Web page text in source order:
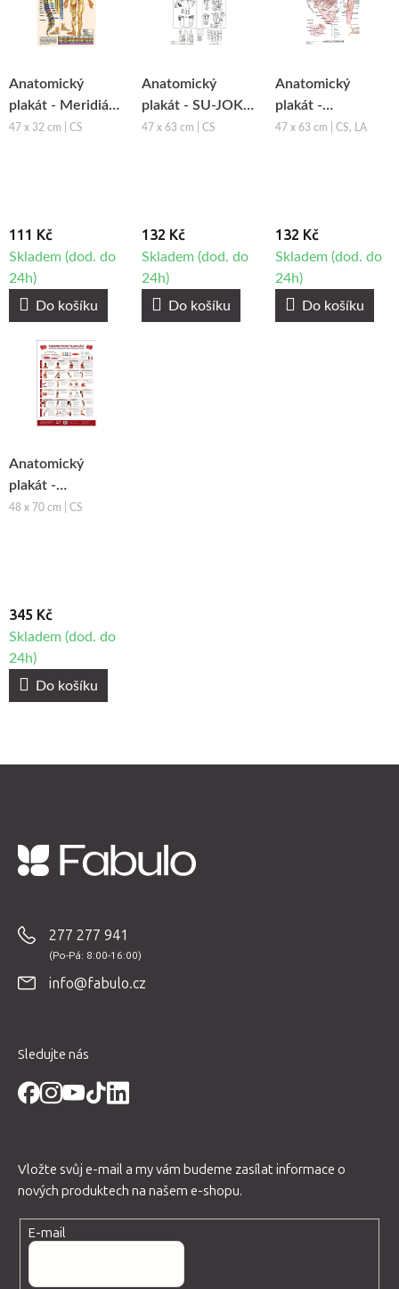
Anatomický
plakát - Meridiány
a Dornova terapie
47 x 32 cm | CS
111 Kč
Skladem (dod. do
24h)
Do košíku
Anatomický
plakát - SU-JOK -
základní systém
47 x 63 cm | CS
132 Kč
Skladem (dod. do
24h)
Do košíku
Anatomický
plakát -
Aurikuloterapie
47 x 63 cm | CS, LA
132 Kč
Skladem (dod. do
24h)
Do košíku
Anatomický
plakát -
Terapeutické
48 x 70 cm | CS
345 Kč
Skladem (dod. do
24h)
Do košíku
277 277 941
info@fabulo.cz
Sledujte nás
Vložte svůj e-mail a my vám budeme zasílat informace o
nových produktech na našem e-shopu.
E-mail